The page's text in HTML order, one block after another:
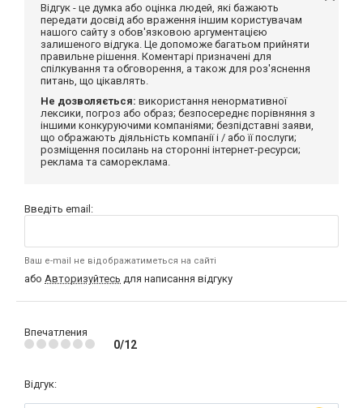
Відгук - це думка або оцінка людей, які бажають
передати досвід або враження іншим користувачам
нашого сайту з обов'язковою аргументацією
залишеного відгука. Це допоможе багатьом прийняти
правильне рішення. Коментарі призначені для
спілкування та обговорення, а також для роз'яснення
питань, що цікавлять.
Не дозволяється: використання ненормативної
лексики, погроз або образ; безпосереднє порівняння з
іншими конкуруючими компаніями; безпідставні заяви,
що ображають діяльність компанії і / або її послуги;
розміщення посилань на сторонні інтернет-ресурси;
реклама та самореклама.
Введіть email:
Ваш e-mail не відображатиметься на сайті
або Авторизуйтесь для написання відгуку
Впечатления
0/12
Відгук: